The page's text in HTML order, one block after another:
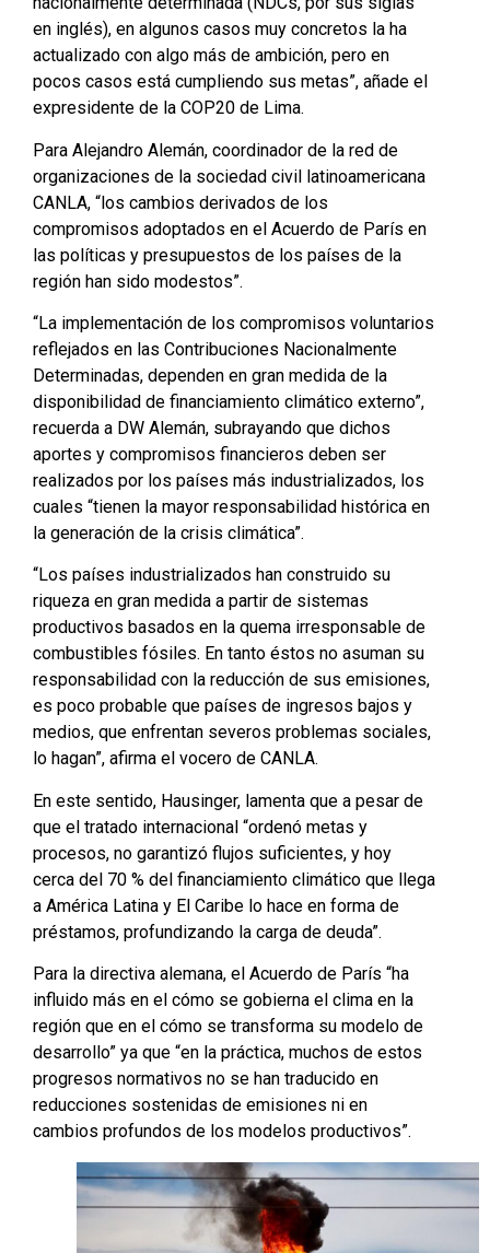
en inglés), en algunos casos muy concretos la ha
actualizado con algo más de ambición, pero en
pocos casos está cumpliendo sus metas”, añade el
expresidente de la COP20 de Lima.
Para Alejandro Alemán, coordinador de la red de
organizaciones de la sociedad civil latinoamericana
CANLA, “los cambios derivados de los
compromisos adoptados en el Acuerdo de París en
las políticas y presupuestos de los países de la
región han sido modestos”.
“La implementación de los compromisos voluntarios
reflejados en las Contribuciones Nacionalmente
Determinadas, dependen en gran medida de la
disponibilidad de financiamiento climático externo”,
recuerda a DW Alemán, subrayando que dichos
aportes y compromisos financieros deben ser
realizados por los países más industrializados, los
cuales “tienen la mayor responsabilidad histórica en
la generación de la crisis climática”.
“Los países industrializados han construido su
riqueza en gran medida a partir de sistemas
productivos basados en la quema irresponsable de
combustibles fósiles. En tanto éstos no asuman su
responsabilidad con la reducción de sus emisiones,
es poco probable que países de ingresos bajos y
medios, que enfrentan severos problemas sociales,
lo hagan”, afirma el vocero de CANLA.
En este sentido, Hausinger, lamenta que a pesar de
que el tratado internacional “ordenó metas y
procesos, no garantizó flujos suficientes, y hoy
cerca del 70 % del financiamiento climático que llega
a América Latina y El Caribe lo hace en forma de
préstamos, profundizando la carga de deuda”.
Para la directiva alemana, el Acuerdo de París “ha
influido más en el cómo se gobierna el clima en la
región que en el cómo se transforma su modelo de
desarrollo” ya que “en la práctica, muchos de estos
progresos normativos no se han traducido en
reducciones sostenidas de emisiones ni en
cambios profundos de los modelos productivos”.